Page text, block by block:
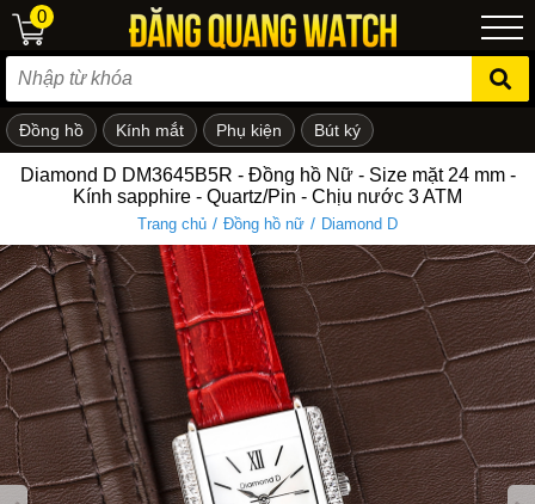
em
0
Đồng hồ Kính mắt Phụ kiện Bút ký
Diamond D DM3645B5R - Đồng hồ Nữ - Size mặt 24 mm -
Kính sapphire - Quartz/Pin - Chịu nước 3 ATM
Trang chủ / Đồng hồ nữ / Diamond D